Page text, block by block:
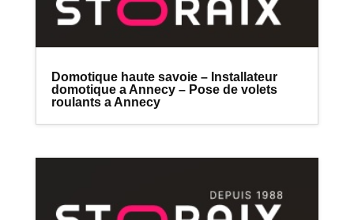
Domotique haute savoie – Installateur
domotique a Annecy – Pose de volets
roulants a Annecy